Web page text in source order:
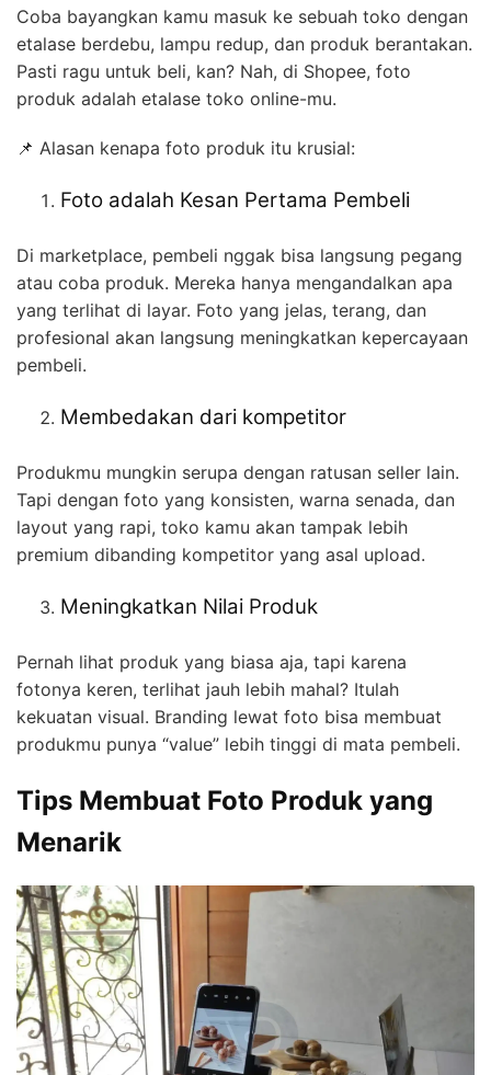
Coba bayangkan kamu masuk ke sebuah toko dengan
etalase berdebu, lampu redup, dan produk berantakan.
Pasti ragu untuk beli, kan? Nah, di Shopee, foto
produk adalah etalase toko online-mu.
📌 Alasan kenapa foto produk itu krusial:
Foto adalah Kesan Pertama Pembeli
Di marketplace, pembeli nggak bisa langsung pegang
atau coba produk. Mereka hanya mengandalkan apa
yang terlihat di layar. Foto yang jelas, terang, dan
profesional akan langsung meningkatkan kepercayaan
pembeli.
Membedakan dari kompetitor
Produkmu mungkin serupa dengan ratusan seller lain.
Tapi dengan foto yang konsisten, warna senada, dan
layout yang rapi, toko kamu akan tampak lebih
premium dibanding kompetitor yang asal upload.
Meningkatkan Nilai Produk
Pernah lihat produk yang biasa aja, tapi karena
fotonya keren, terlihat jauh lebih mahal? Itulah
kekuatan visual. Branding lewat foto bisa membuat
produkmu punya “value” lebih tinggi di mata pembeli.
Tips Membuat Foto Produk yang
Menarik